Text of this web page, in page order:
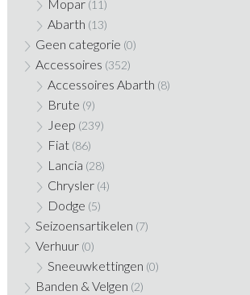
Mopar (11)
Abarth (13)
Geen categorie (0)
Accessoires (352)
Accessoires Abarth (8)
Brute (9)
Jeep (239)
Fiat (86)
Lancia (28)
Chrysler (4)
Dodge (5)
Seizoensartikelen (7)
Verhuur (0)
Sneeuwkettingen (0)
Banden & Velgen (2)